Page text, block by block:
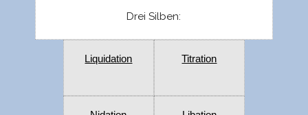
Drei Silben:
Liquidation Titration